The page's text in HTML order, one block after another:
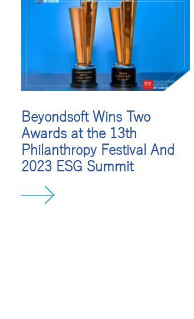
Beyondsoft Wins Two
Awards at the 13th
Philanthropy Festival And
2023 ESG Summit